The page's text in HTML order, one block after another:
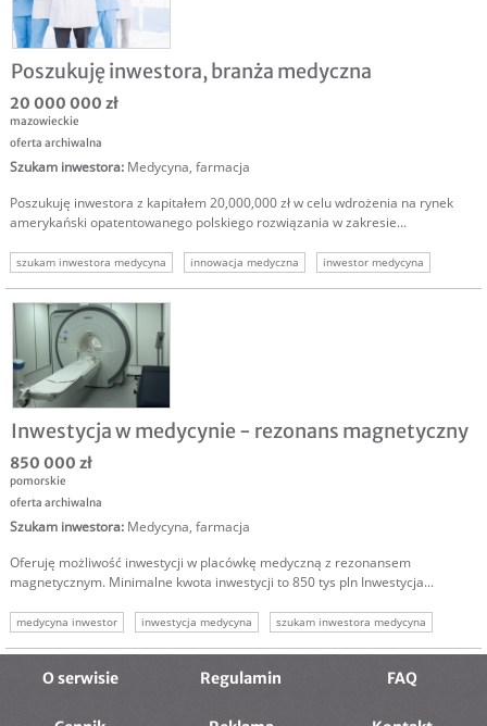
Poszukuję inwestora, branża medyczna
20 000 000 zł
mazowieckie
oferta archiwalna
Szukam inwestora: Medycyna, farmacja
Poszukuję inwestora z kapitałem 20,000,000 zł w celu wdrożenia na rynek
amerykański opatentowanego polskiego rozwiązania w zakresie...
szukam inwestora medycyna innowacja medyczna
inwestor medycyna
inwestorzy
szukam kapitału kapitał na rozwój
Inwestycja w medycynie - rezonans magnetyczny
850 000 zł
pomorskie
oferta archiwalna
Szukam inwestora: Medycyna, farmacja
Oferuję możliwość inwestycji w placówkę medyczną z rezonansem
magnetycznym. Minimalne kwota inwestycji to 850 tys pln Inwestycja...
medycyna inwestor inwestycja medycyna szukam inwestora medycyna
O serwisie Regulamin FAQ